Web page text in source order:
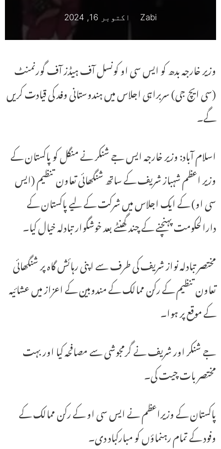
Zabi اکتوبر 16, 2024
وزیر خارجہ بدھ کو ایس سی او کونسل آف ہیڈز آف گورنمنٹ
(سی ایچ جی) سربراہی اجلاس میں ہندوستانی وفد کی قیادت کریں
گے۔
اسلام آباد: وزیر خارجہ ایس جے شنکر نے منگل کو پاکستان کے
وزیر اعظم شہباز شریف کے ساتھ شنگھائی تعاون تنظیم (ایس
سی او) کے ایک اجلاس میں شرکت کے لیے پاکستان کے
دارالحکومت پہنچنے کے چند گھنٹے بعد خوشگوار تبادلہ خیال کیا۔
مختصر تبادلہ نواز شریف کی طرف سے اپنی رہائش گاہ پر شنگھائی
تعاون تنظیم کے رکن ممالک کے مندوبین کے اعزاز میں عشائیہ
کے موقع پر ہوا۔
جے شنکر اور شریف نے گرمجوشی سے مصافحہ کیا اور بہت
مختصر بات چیت کی۔
پاکستان کے وزیراعظم نے ایس سی او کے رکن ممالک کے
وفود کے تمام رہنماؤں کو مبارکباد دی۔